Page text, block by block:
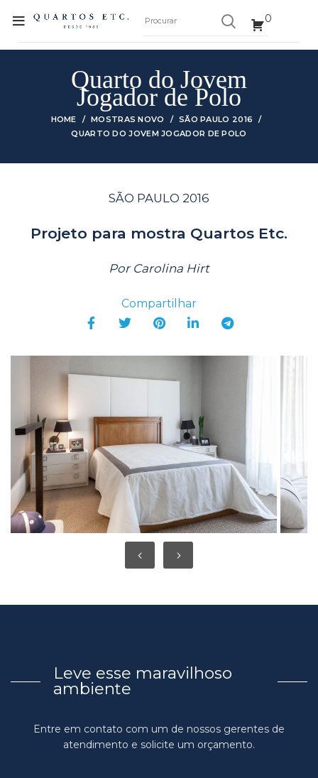
0
Quarto do Jovem
Jogador de Polo
HOME MOSTRAS NOVO
SÃO PAULO 2016
QUARTO DO JOVEM JOGADOR DE POLO
SÃO PAULO 2016
Projeto para mostra Quartos Etc.
Por Carolina Hirt
Leve esse maravilhoso
ambiente
Entre em contato com um de nossos gerentes de
atendimento e solicite um orçamento.